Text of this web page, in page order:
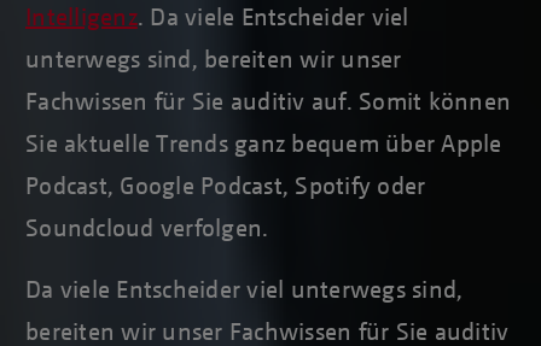
Intelligenz. Da viele Entscheider viel
unterwegs sind, bereiten wir unser
Fachwissen für Sie auditiv auf. Somit können
Sie aktuelle Trends ganz bequem über Apple
Podcast, Google Podcast, Spotify oder
Soundcloud verfolgen.
Da viele Entscheider viel unterwegs sind,
bereiten wir unser Fachwissen für Sie auditiv